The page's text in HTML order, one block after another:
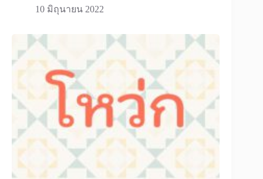
10 มิถุนายน 2022